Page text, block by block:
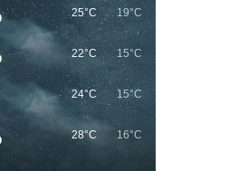
25°C 19°C
22°C 15°C
24°C 15°C
28°C 16°C